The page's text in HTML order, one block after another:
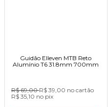
Guidão Elleven MTB Reto
Alumínio T6 31.8mm 700mm
R$ 69,00R$ 39,00 no cartão
R$ 35,10 no pix